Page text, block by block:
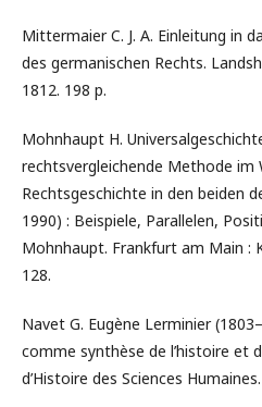
Mittermaier C. J. A. Einleitung in
des germanischen Rechts.
1812. 198 р.
Mohnhaupt H.
rechtsvergleichende Methode im
Rechtsgeschichte in den beiden
1990) : Beispiele, Parallelen,
Mohnhaupt. Frankfurt am Main :
128.
Navet G. Eugène Lerminier
comme synthèse de l’histoire et
d’Histoire des Sciences